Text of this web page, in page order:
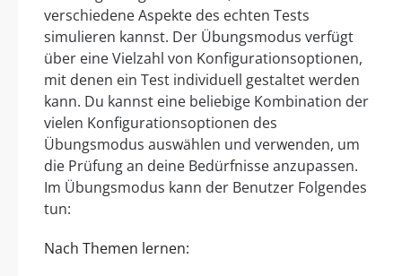
verschiedene Aspekte des echten Tests
simulieren kannst. Der Übungsmodus verfügt
über eine Vielzahl von Konfigurationsoptionen,
mit denen ein Test individuell gestaltet werden
kann. Du kannst eine beliebige Kombination der
vielen Konfigurationsoptionen des
Übungsmodus auswählen und verwenden, um
die Prüfung an deine Bedürfnisse anzupassen.
Im Übungsmodus kann der Benutzer Folgendes
tun:
Nach Themen lernen: